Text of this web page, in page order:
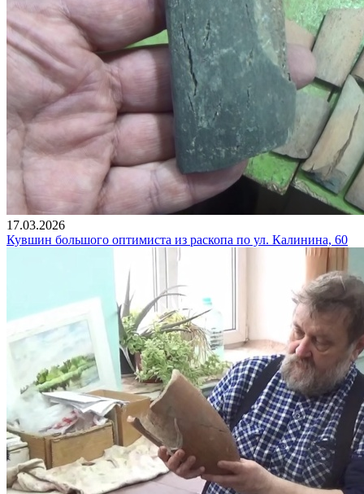
17.03.2026
Кувшин большого оптимиста из раскопа по ул. Калинина, 60